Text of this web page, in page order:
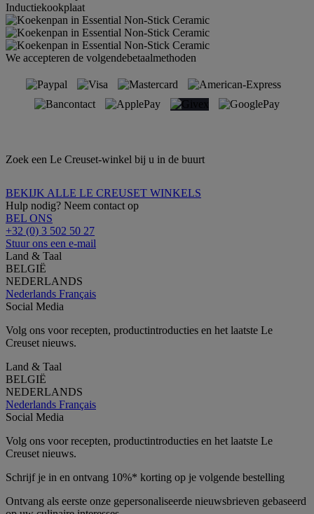
Inductiekookplaat
We accepteren de volgendebetaalmethoden
Zoek een Le Creuset-winkel bij u in de buurt
BEKIJK ALLE LE CREUSET WINKELS
Hulp nodig? Neem contact op
BEL ONS
+32 (0) 3 502 50 27
Stuur ons een e-mail
Land & Taal
BELGIË
NEDERLANDS
Nederlands Français
Social Media
Volg ons voor recepten, productintroducties en het laatste Le
Creuset nieuws.
Land & Taal
BELGIË
NEDERLANDS
Nederlands Français
Social Media
Volg ons voor recepten, productintroducties en het laatste Le
Creuset nieuws.
Schrijf je in en ontvang 10%* korting op je volgende bestelling
Ontvang als eerste onze gepersonaliseerde nieuwsbrieven gebaseerd